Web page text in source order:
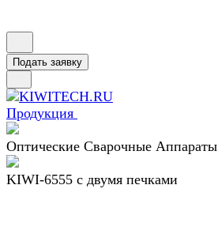
Подать заявку
Продукция
Оптические Сварочные Аппараты
KIWI-6555 c двумя печками